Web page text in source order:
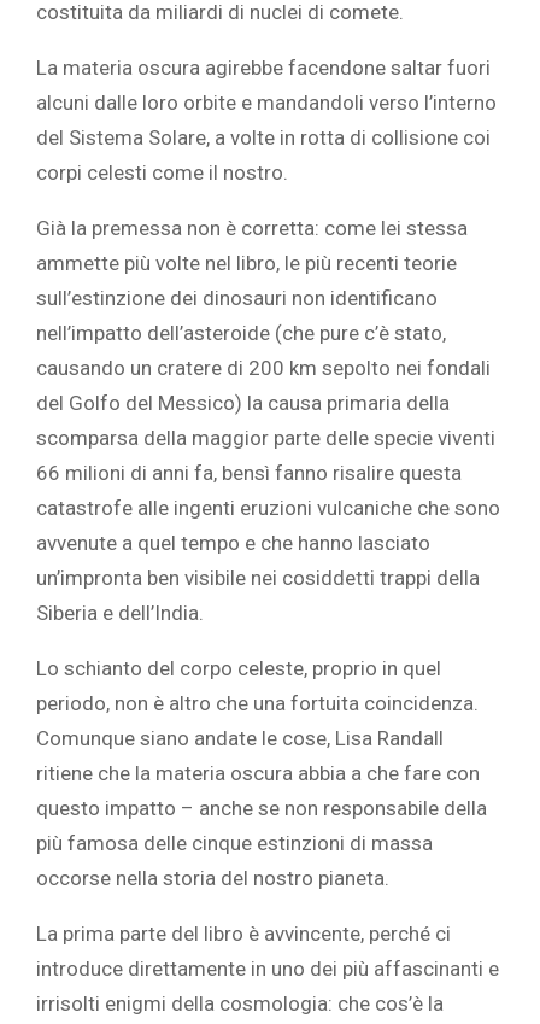
costituita da miliardi di nuclei di comete.
La materia oscura agirebbe facendone saltar fuori
alcuni dalle loro orbite e mandandoli verso l’interno
del Sistema Solare, a volte in rotta di collisione coi
corpi celesti come il nostro.
Già la premessa non è corretta: come lei stessa
ammette più volte nel libro, le più recenti teorie
sull’estinzione dei dinosauri non identificano
nell’impatto dell’asteroide (che pure c’è stato,
causando un cratere di 200 km sepolto nei fondali
del Golfo del Messico) la causa primaria della
scomparsa della maggior parte delle specie viventi
66 milioni di anni fa, bensì fanno risalire questa
catastrofe alle ingenti eruzioni vulcaniche che sono
avvenute a quel tempo e che hanno lasciato
un’impronta ben visibile nei cosiddetti trappi della
Siberia e dell’India.
Lo schianto del corpo celeste, proprio in quel
periodo, non è altro che una fortuita coincidenza.
Comunque siano andate le cose, Lisa Randall
ritiene che la materia oscura abbia a che fare con
questo impatto – anche se non responsabile della
più famosa delle cinque estinzioni di massa
occorse nella storia del nostro pianeta.
La prima parte del libro è avvincente, perché ci
introduce direttamente in uno dei più affascinanti e
irrisolti enigmi della cosmologia: che cos’è la